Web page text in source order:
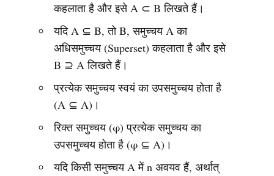
कहलाता है और इसे A ⊂ B लिखते हैं।
यदि A ⊆ B, तो B, समुच्चय A का
अधिसमुच्चय (Superset) कहलाता है और इसे
B ⊇ A लिखते हैं।
प्रत्येक समुच्चय स्वयं का उपसमुच्चय होता है
(A ⊆ A)।
रिक्त समुच्चय (φ) प्रत्येक समुच्चय का
उपसमुच्चय होता है (φ ⊆ A)।
यदि किसी समुच्चय A में n अवयव हैं, अर्थात्